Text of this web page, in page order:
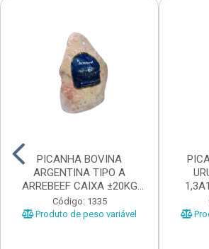
PICANHA BOVINA
ARGENTINA TIPO A
ARREBEEF CAIXA ±20KG
PEÇAS 1...
Código: 1335
Produto de peso variável